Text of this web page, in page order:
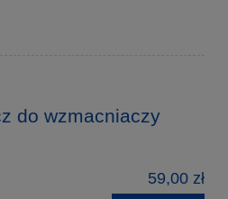
do wzmacniaczy
59,00 zł